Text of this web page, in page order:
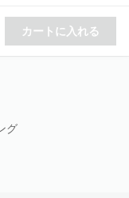
カートに入れる
グ